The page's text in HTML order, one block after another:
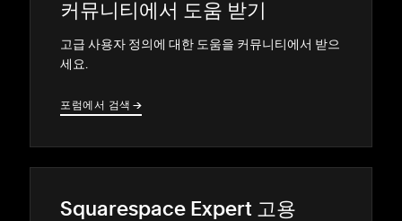
커뮤니티에서 도움 받기
고급 사용자 정의에 대한 도움을 커뮤니티에서 받으
세요.
포럼에서 검색 →
→
Squarespace Expert 고용